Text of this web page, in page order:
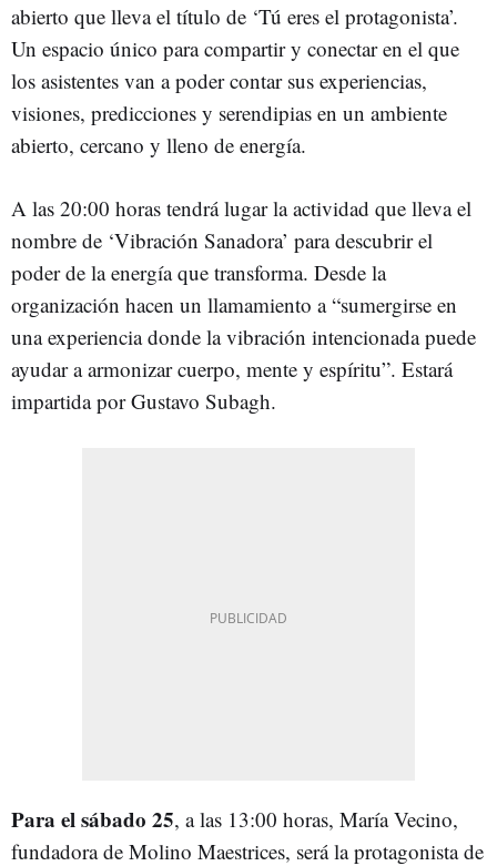
abierto que lleva el título de ‘Tú eres el protagonista’.
Un espacio único para compartir y conectar en el que
los asistentes van a poder contar sus experiencias,
visiones, predicciones y serendipias en un ambiente
abierto, cercano y lleno de energía.
A las 20:00 horas tendrá lugar la actividad que lleva el
nombre de ‘Vibración Sanadora’ para descubrir el
poder de la energía que transforma. Desde la
organización hacen un llamamiento a “sumergirse en
una experiencia donde la vibración intencionada puede
ayudar a armonizar cuerpo, mente y espíritu”. Estará
impartida por Gustavo Subagh.
Para el sábado 25, a las 13:00 horas, María Vecino,
fundadora de Molino Maestrices, será la protagonista de